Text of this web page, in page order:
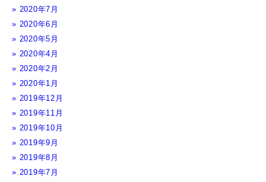
2020年7月
2020年6月
2020年5月
2020年4月
2020年2月
2020年1月
2019年12月
2019年11月
2019年10月
2019年9月
2019年8月
2019年7月